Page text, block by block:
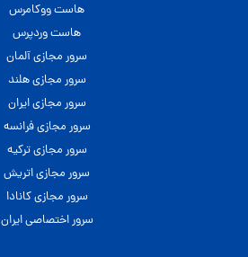
هاست ووکامرس
هاست وردپرس
سرور مجازی آلمان
سرور مجازی هلند
سرور مجازی ایران
سرور مجازی فرانسه
سرور مجازی ترکیه
سرور مجازی اتریش
سرور مجازی کانادا
سرور اختصاصی ایران